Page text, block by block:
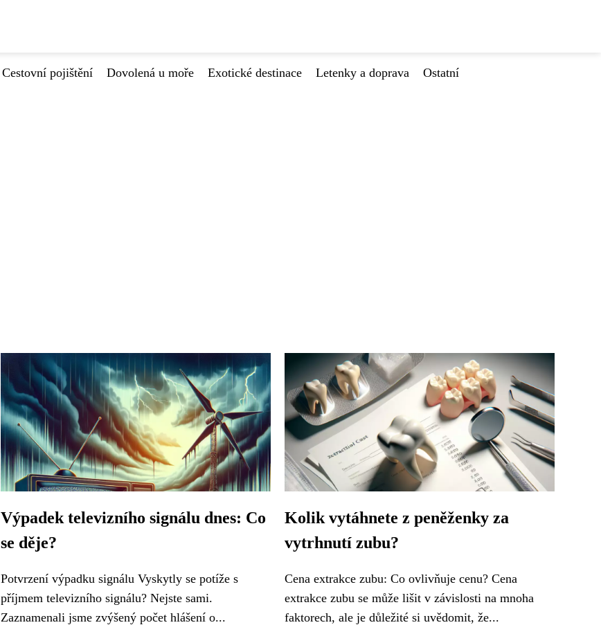
Cestovní pojištění Dovolená u moře Exotické destinace Letenky a doprava
Ostatní
Výpadek televizního signálu dnes: Co
se děje?
Potvrzení výpadku signálu Vyskytly se potíže s
příjmem televizního signálu? Nejste sami.
Zaznamenali jsme zvýšený počet hlášení o...
Kolik vytáhnete z peněženky za
vytrhnutí zubu?
Cena extrakce zubu: Co ovlivňuje cenu? Cena
extrakce zubu se může lišit v závislosti na mnoha
faktorech, ale je důležité si uvědomit, že...